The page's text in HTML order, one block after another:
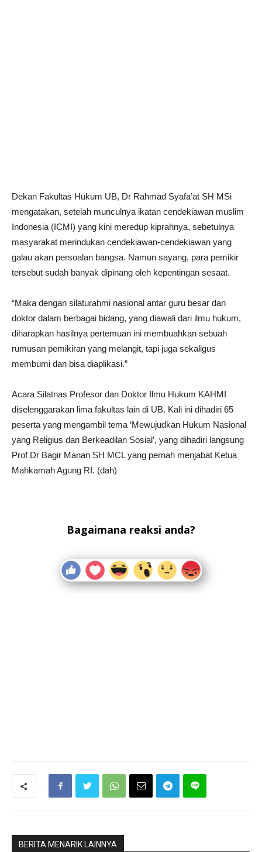
Dekan Fakultas Hukum UB, Dr Rahmad Syafa’at SH MSi
mengatakan, setelah munculnya ikatan cendekiawan muslim
Indonesia (ICMI) yang kini meredup kiprahnya, sebetulnya
masyarakat merindukan cendekiawan-cendekiawan yang
galau akan persoalan bangsa. Namun sayang, para pemikir
tersebut sudah banyak dipinang oleh kepentingan sesaat.
“Maka dengan silaturahmi nasional antar guru besar dan
doktor dalam berbagai bidang, yang diawali dari ilmu hukum,
diharapkan hasilnya pertemuan ini membuahkan sebuah
rumusan pemikiran yang melangit, tapi juga sekaligus
membumi dan bisa diaplikasi.”
Acara Silatnas Profesor dan Doktor Ilmu Hukum KAHMI
diselenggarakan lima fakultas lain di UB. Kali ini dihadiri 65
peserta yang mengambil tema ‘Mewujudkan Hukum Nasional
yang Religius dan Berkeadilan Sosial’, yang dihadiri langsung
Prof Dr Bagir Manan SH MCL yang pernah menjabat Ketua
Mahkamah Agung RI. (dah)
Bagaimana reaksi anda?
BERITA MENARIK LAINNYA